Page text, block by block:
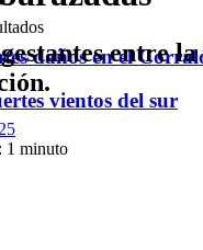
daños en el
vientos del sur
entre la
1 minuto